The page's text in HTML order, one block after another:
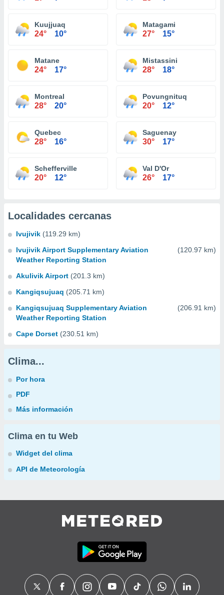
Kuujjuaq
24° 10°
Matagami
27° 15°
Matane
24° 17°
Mistassini
28° 18°
Montreal
28° 20°
Povungnituq
20° 12°
Quebec
28° 16°
Saguenay
30° 17°
Schefferville
20° 12°
Val D'Or
26° 17°
Localidades cercanas
Ivujivik (119.29 km)
Ivujivik Airport Supplementary Aviation
Weather Reporting Station
(120.97 km)
Akulivik Airport (201.3 km)
Kangiqsujuaq (205.71 km)
Kangiqsujuaq Supplementary Aviation
Weather Reporting Station
(206.91 km)
Cape Dorset (230.51 km)
Clima...
Por hora
PDF
Más información
Clima en tu Web
Widget del clima
API de Meteorología